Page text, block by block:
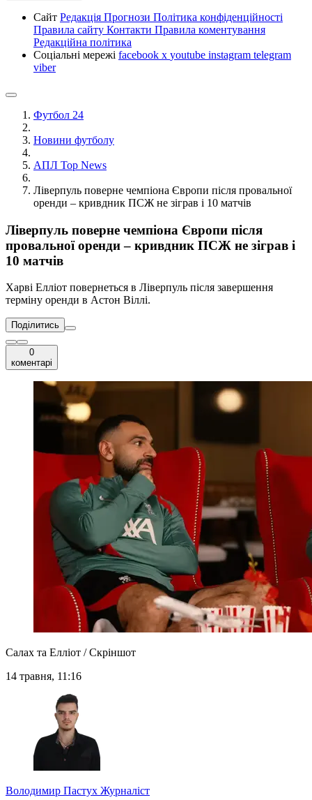
Сайт Редакція Прогнози Політика конфіденційності
Правила сайту Контакти Правила коментування
Редакційна політика
Соціальні мережі facebook x youtube instagram telegram
viber
Футбол 24
Новини футболу
АПЛ Top News
Ліверпуль поверне чемпіона Європи після провальної
оренди – кривдник ПСЖ не зіграв і 10 матчів
Ліверпуль поверне чемпіона Європи після
провальної оренди – кривдник ПСЖ не зіграв і
10 матчів
Харві Елліот повернеться в Ліверпуль після завершення
терміну оренди в Астон Віллі.
Поділитись
0
коментарі
Салах та Елліот / Скріншот
14 травня, 11:16
Володимир Пастух Журналіст